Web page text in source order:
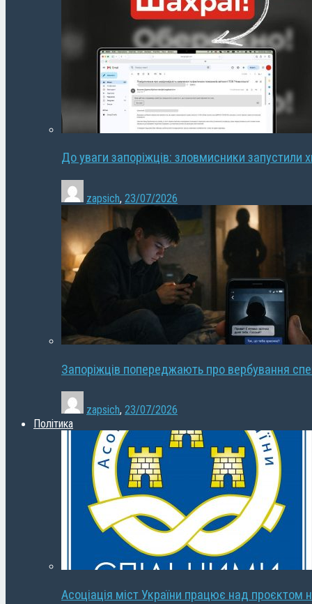
До уваги запоріжців: зловмисники запустили
zapsich, 23/07/2026
Запоріжців попереджають про вербування
zapsich, 23/07/2026
Політика
Асоціація міст України працює над проєктом